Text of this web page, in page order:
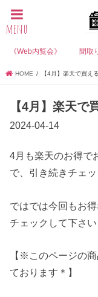
menu
《Web内覧会》 間取
HOME 【4月】楽天で買え
【4月】楽天で
2024-04-14
4月も楽天のお得で
で、引き続きチェ
ではでは今回もお
チェックして下さい
【※このページの
ております＊】